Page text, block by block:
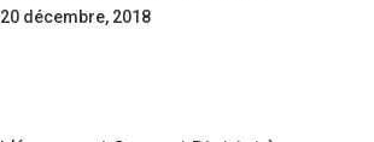
20 décembre, 2018